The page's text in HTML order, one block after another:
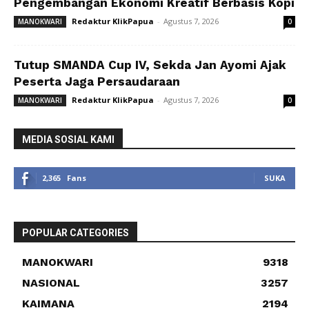
Pengembangan Ekonomi Kreatif Berbasis Kopi
MANOKWARI Redaktur KlikPapua - Agustus 7, 2026 0
Tutup SMANDA Cup IV, Sekda Jan Ayomi Ajak
Peserta Jaga Persaudaraan
MANOKWARI Redaktur KlikPapua - Agustus 7, 2026 0
MEDIA SOSIAL KAMI
2,365 Fans SUKA
POPULAR CATEGORIES
MANOKWARI
9318
NASIONAL
3257
KAIMANA
2194